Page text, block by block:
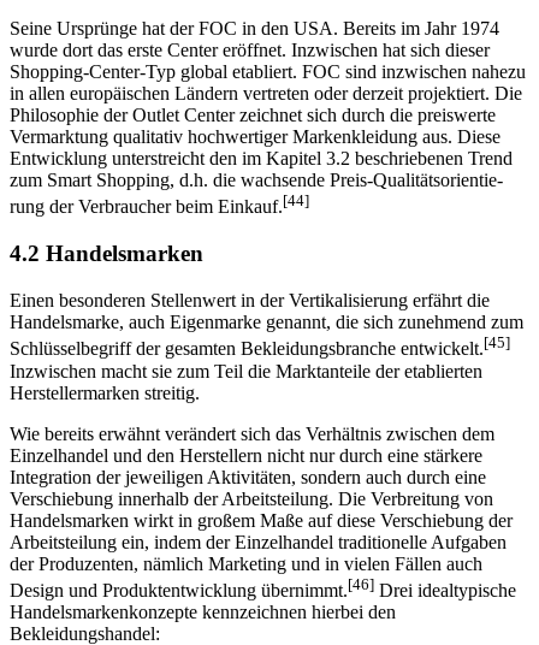
Seine Ursprünge hat der FOC in den USA. Bereits im Jahr 1974
wurde dort das erste Center eröffnet. Inzwischen hat sich dieser
Shopping-Center-Typ global etabliert. FOC sind inzwischen nahezu
in allen europäischen Ländern vertreten oder derzeit projektiert. Die
Philosophie der Outlet Center zeichnet sich durch die preiswerte
Vermarktung qualitativ hochwertiger Markenkleidung aus. Diese
Entwicklung unterstreicht den im Kapitel 3.2 beschriebenen Trend
zum Smart Shopping, d.h. die wachsende Preis-Qualitäts­orien­tie­
rung der Verbraucher beim Einkauf.[44]
4.2 Handelsmarken
Einen besonderen Stellenwert in der Vertikalisierung erfährt die
Handelsmarke, auch Eigenmarke genannt, die sich zunehmend zum
Schlüsselbegriff der gesamten Bekleidungsbranche entwickelt.[45]
Inzwischen macht sie zum Teil die Marktanteile der etablierten
Herstellermarken streitig.
Wie bereits erwähnt verändert sich das Verhältnis zwischen dem
Einzelhandel und den Herstellern nicht nur durch eine stärkere
Integration der jeweiligen Aktivitäten, sondern auch durch eine
Verschiebung innerhalb der Arbeitsteilung. Die Verbreitung von
Handelsmarken wirkt in großem Maße auf diese Verschiebung der
Arbeitsteilung ein, indem der Einzelhandel traditionelle Aufgaben
der Produzenten, nämlich Marketing und in vielen Fällen auch
Design und Produktentwicklung übernimmt.[46] Drei idealtypische
Handelsmarkenkonzepte kennzeichnen hierbei den
Bekleidungshandel: